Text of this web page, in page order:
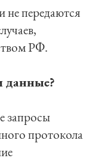
РФ.
протокола